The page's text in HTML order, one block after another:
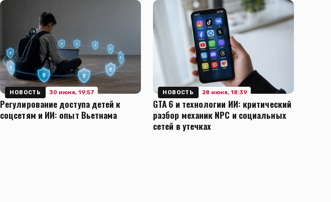
НОВОСТЬ 30 июня, 19:57
Регулирование доступа детей к
соцсетям и ИИ: опыт Вьетнама
НОВОСТЬ 28 июня, 18:39
GTA 6 и технологии ИИ: критический
разбор механик NPC и социальных
сетей в утечках